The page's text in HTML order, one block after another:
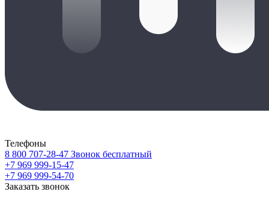
Телефоны
8 800 707-28-47 Звонок бесплатный
+7 969 999-15-47
+7 969 999-54-70
Заказать звонок